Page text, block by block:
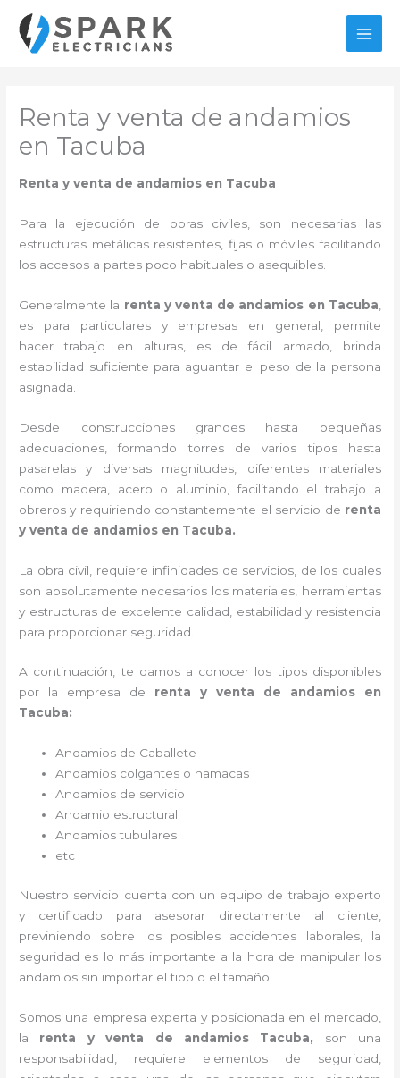
contenido
Renta y venta de andamios
en Tacuba
Renta y venta de andamios en Tacuba
Para la ejecución de obras civiles, son necesarias las
estructuras metálicas resistentes, fijas o móviles facilitando
los accesos a partes poco habituales o asequibles.
Generalmente la renta y venta de andamios en Tacuba
es para particulares y empresas en general, permite
hacer trabajo en alturas, es de fácil armado, brinda
estabilidad suficiente para aguantar el peso de la persona
asignada.
Desde construcciones grandes hasta pequeñas
adecuaciones, formando torres de varios tipos hasta
pasarelas y diversas magnitudes, diferentes materiales
como madera, acero o aluminio, facilitando el trabajo a
obreros y requiriendo constantemente el servicio de renta
y venta de andamios en Tacuba.
La obra civil, requiere infinidades de servicios, de los cuales
son absolutamente necesarios los materiales, herramientas
y estructuras de excelente calidad, estabilidad y resistencia
para proporcionar seguridad.
A continuación, te damos a conocer los tipos disponibles
por la empresa de renta y venta de andamios en
Tacuba:
Andamios de Caballete
Andamios colgantes o hamacas
Andamios de servicio
Andamio estructural
Andamios tubulares
etc
Nuestro servicio cuenta con un equipo de trabajo experto
y certificado para asesorar directamente al cliente,
previniendo sobre los posibles accidentes laborales, la
seguridad es lo más importante a la hora de manipular los
andamios sin importar el tipo o el tamaño.
Somos una empresa experta y posicionada en el mercado,
la renta y venta de andamios Tacuba, son una
responsabilidad, requiere elementos de seguridad,